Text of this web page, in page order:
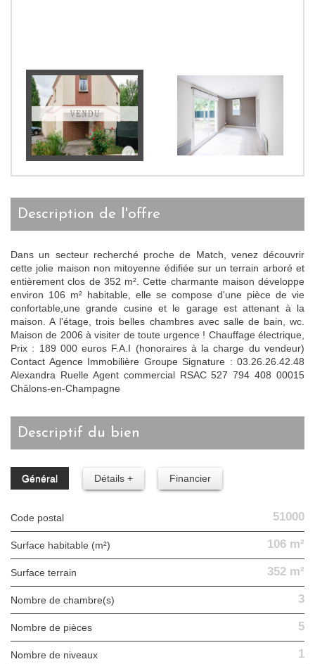
description de l'offre
Dans un secteur recherché proche de Match, venez découvrir
cette jolie maison non mitoyenne édifiée sur un terrain arboré et
entièrement clos de 352 m². Cette charmante maison développe
environ 106 m² habitable, elle se compose d'une pièce de vie
confortable,une grande cusine et le garage est attenant à la
maison. A l'étage, trois belles chambres avec salle de bain, wc.
Maison de 2006 à visiter de toute urgence ! Chauffage électrique,
Prix : 189 000 euros F.A.I (honoraires à la charge du vendeur)
Contact Agence Immobilière Groupe Signature : 03.26.26.42.48
Alexandra Ruelle Agent commercial RSAC 527 794 408 00015
Châlons-en-Champagne
descriptif du bien
Général Détails + Financier
Code postal 51000
Surface habitable (m²) 106 m²
surface terrain 352 m²
Nombre de chambre(s) 3
Nombre de pièces 5
Nombre de niveaux 1